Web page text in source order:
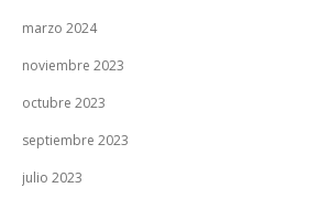
marzo 2024
noviembre 2023
octubre 2023
septiembre 2023
julio 2023